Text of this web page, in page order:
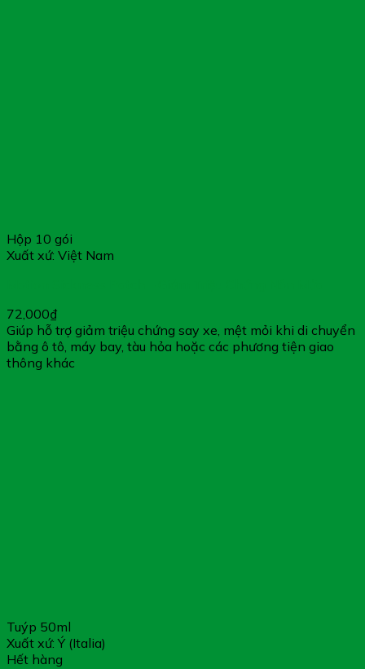
Hộp 10 gói
Xuất xứ: Việt Nam
72,000₫
Giúp hỗ trợ giảm triệu chứng say xe, mệt mỏi khi di chuyển
bằng ô tô, máy bay, tàu hỏa hoặc các phương tiện giao
thông khác
Tuýp 50ml
Xuất xứ: Ý (Italia)
Hết hàng